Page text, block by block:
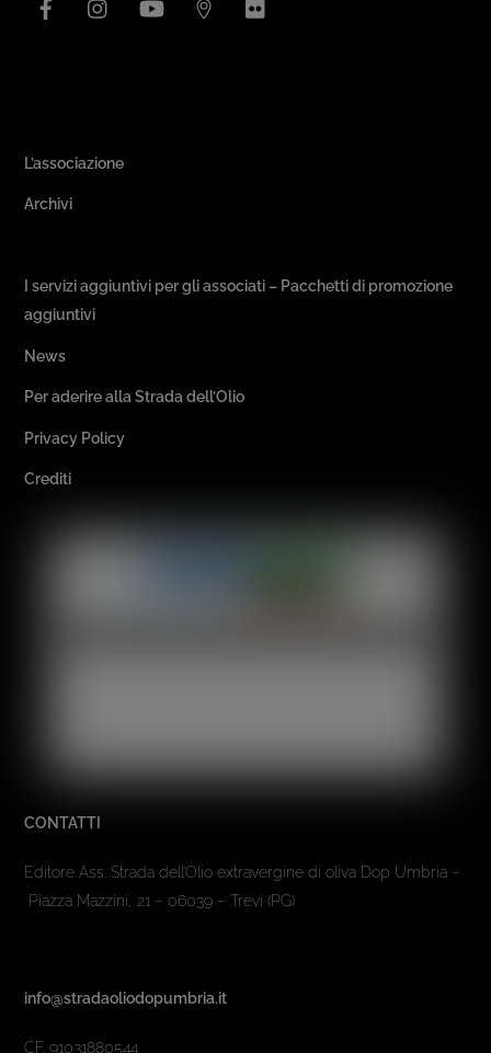
L’associazione
Archivi
I servizi aggiuntivi per gli associati – Pacchetti di promozione
aggiuntivi
News
Per aderire alla Strada dell’Olio
Privacy Policy
Crediti
CONTATTI
Editore Ass. Strada dell’Olio extravergine di oliva Dop Umbria –
Piazza Mazzini, 21 – 06039 – Trevi (PG)
info@stradaoliodopumbria.it
CF. 91031880544